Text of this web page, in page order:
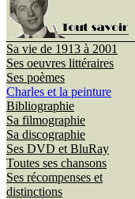
Sa vie de 1913 à 2001
Ses oeuvres littéraires
Ses poèmes
Charles et la peinture
Bibliographie
Sa filmographie
Sa discographie
Ses DVD et BluRay
Toutes ses chansons
Ses récompenses et
distinctions